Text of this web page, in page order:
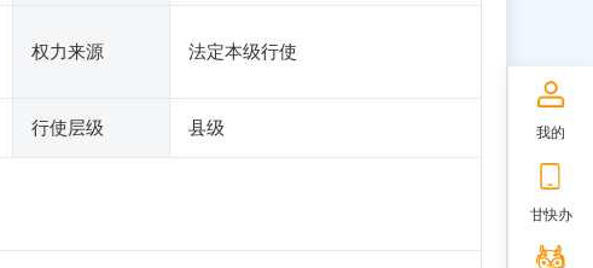
权力来源 法定本级行使
行使层级 县级 我的
甘快办